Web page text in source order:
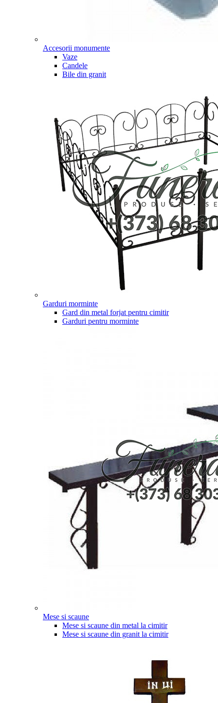
Accesorii monumente
Vaze
Candele
Bile din granit
Garduri morminte
Gard din metal forjat pentru cimitir
Garduri pentru morminte
Mese si scaune
Mese si scaune din metal la cimitir
Mese si scaune din granit la cimitir